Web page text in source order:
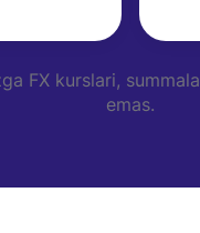
FX kurslari,
emas.